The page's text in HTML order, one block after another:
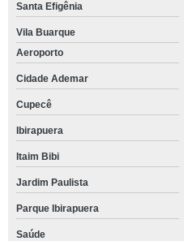
Santa Efigênia
Vila Buarque
Aeroporto
Cidade Ademar
Cupecê
Ibirapuera
Itaim Bibi
Jardim Paulista
Parque Ibirapuera
Saúde